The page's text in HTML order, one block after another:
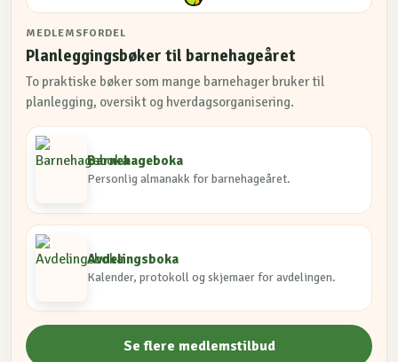
MEDLEMSFORDEL
Planleggingsbøker til barnehageåret
To praktiske bøker som mange barnehager bruker til
planlegging, oversikt og hverdagsorganisering.
Barnehageboka
Personlig almanakk for barnehageåret.
Avdelingsboka
Kalender, protokoll og skjemaer for avdelingen.
Se flere medlemstilbud